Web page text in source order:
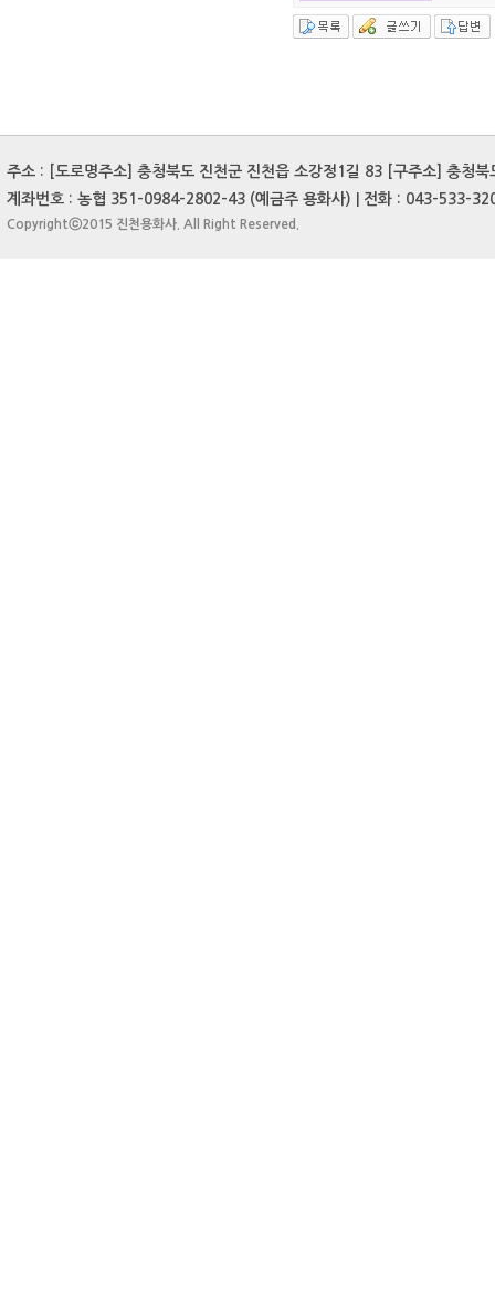
주소 : [도로명주소] 충청북도 진천군 진천읍 소강정1길 83 [구주소] 충청
계좌번호 : 농협 351-0984-2802-43 (예금주 용화사) | 전화 : 043-533-
Copyrightⓒ2015 진천용화사. All Right Reserved.